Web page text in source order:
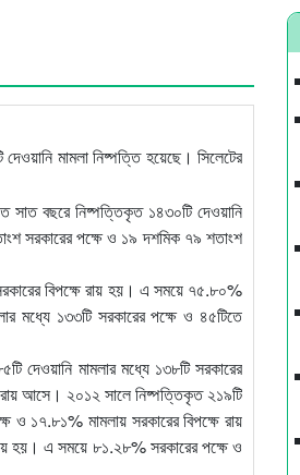
মামলা নিষ্পত্তি হয়েছে। সিলেটের
সাত বছরে নিষ্পত্তিকৃত ১৪৩০টি দেওয়ানি
সরকারের পক্ষে ও ১৯ দশমিক ৭৯ শতাংশ
বিপক্ষে রায় হয়। এ সময়ে ৭৫.৮০%
মধ্যে ১৩৩টি সরকারের পক্ষে ও ৪৫টিতে
মামলার মধ্যে ১৩৮টি সরকারের
আসে। ২০১২ সালে নিষ্পত্তিকৃত ২১৯টি
ও ১৭.৮১% মামলায় সরকারের বিপক্ষে রায়
হয়। এ সময়ে ৮১.২৮% সরকারের পক্ষে ও